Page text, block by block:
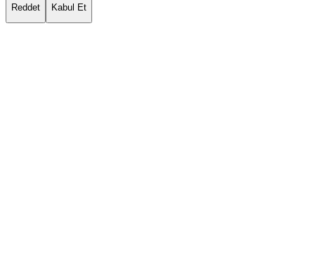
Reddet Kabul Et